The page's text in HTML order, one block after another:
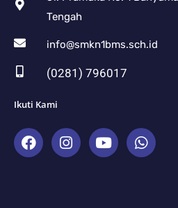
Tengah
info@smkn1bms.sch.id
(0281) 796017
Ikuti Kami
F
a
I
n
Y
o
W
h